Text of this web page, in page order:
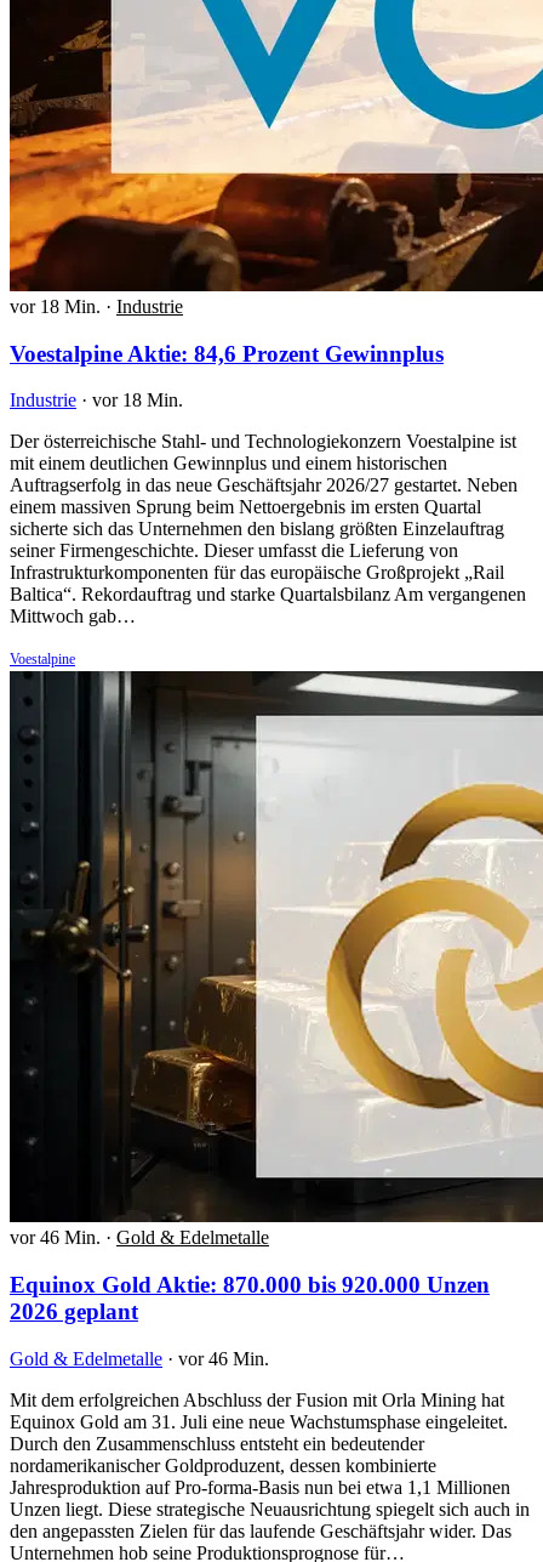
vor 18 Min. · Industrie
Voestalpine Aktie: 84,6 Prozent Gewinnplus
Industrie · vor 18 Min.
Der österreichische Stahl- und Technologiekonzern Voestalpine ist
mit einem deutlichen Gewinnplus und einem historischen
Auftragserfolg in das neue Geschäftsjahr 2026/27 gestartet. Neben
einem massiven Sprung beim Nettoergebnis im ersten Quartal
sicherte sich das Unternehmen den bislang größten Einzelauftrag
seiner Firmengeschichte. Dieser umfasst die Lieferung von
Infrastrukturkomponenten für das europäische Großprojekt „Rail
Baltica“. Rekordauftrag und starke Quartalsbilanz Am vergangenen
Mittwoch gab…
Voestalpine
vor 46 Min. · Gold & Edelmetalle
Equinox Gold Aktie: 870.000 bis 920.000 Unzen
2026 geplant
Gold & Edelmetalle · vor 46 Min.
Mit dem erfolgreichen Abschluss der Fusion mit Orla Mining hat
Equinox Gold am 31. Juli eine neue Wachstumsphase eingeleitet.
Durch den Zusammenschluss entsteht ein bedeutender
nordamerikanischer Goldproduzent, dessen kombinierte
Jahresproduktion auf Pro-forma-Basis nun bei etwa 1,1 Millionen
Unzen liegt. Diese strategische Neuausrichtung spiegelt sich auch in
den angepassten Zielen für das laufende Geschäftsjahr wider. Das
Unternehmen hob seine Produktionsprognose für…